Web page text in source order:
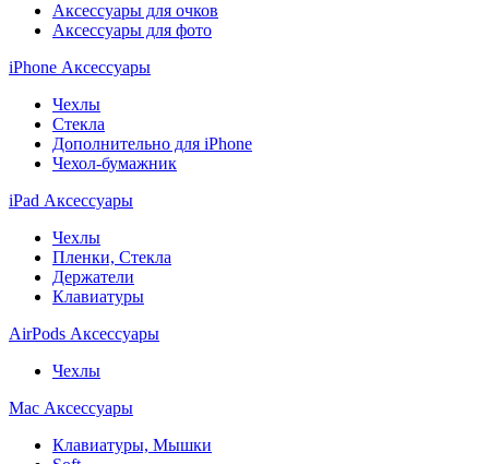
Аксессуары для очков
Аксессуары для фото
iPhone Аксессуары
Чехлы
Стекла
Дополнительно для iPhone
Чехол-бумажник
iPad Аксессуары
Чехлы
Пленки, Стекла
Держатели
Клавиатуры
AirPods Аксессуары
Чехлы
Mac Аксессуары
Клавиатуры, Мышки